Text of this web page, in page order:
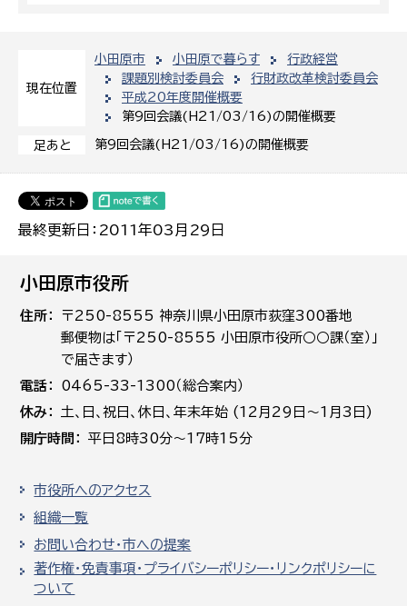
現在位置
小田原市 小田原で暮らす
行政経営
課題別検討委員会
行財政改革検討委員会
平成20年度開催概要
第9回会議(H21/03/16)の開催概要
足あと 第9回会議(H21/03/16)の開催概要
最終更新日：2011年03月29日
小田原市役所
住所
〒250-8555 神奈川県小田原市荻窪300番地
郵便物は「〒250-8555 小田原市役所○○課（室）」
で届きます）
電話
0465-33-1300（総合案内）
休み
土､日､祝日、休日、年末年始 (12月29日～1月3日)
開庁時間
平日8時30分～17時15分
市役所へのアクセス
組織一覧
お問い合わせ・市への提案
著作権・免責事項・プライバシーポリシー・リンクポリシーに
ついて